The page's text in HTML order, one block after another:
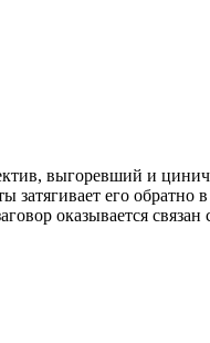
выгоревший и
его
оказывается